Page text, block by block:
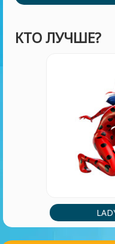
Abbas9245
vishnu vihaan
hey you guys
hey you guys
Player 3784
КТО ЛУЧШЕ?